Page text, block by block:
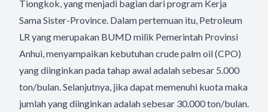
Tiongkok, yang menjadi bagian dari program Kerja
Sama Sister-Province. Dalam pertemuan itu, Petroleum
LR yang merupakan BUMD milik Pemerintah Provinsi
Anhui, menyampaikan kebutuhan crude palm oil (CPO)
yang diinginkan pada tahap awal adalah sebesar 5.000
ton/bulan. Selanjutnya, jika dapat memenuhi kuota maka
jumlah yang diinginkan adalah sebesar 30.000 ton/bulan.